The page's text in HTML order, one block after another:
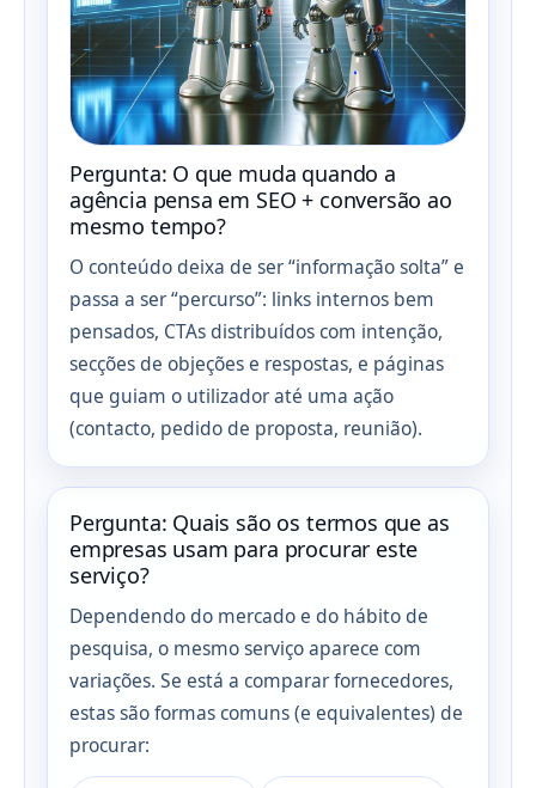
Pergunta: O que muda quando a
agência pensa em SEO + conversão ao
mesmo tempo?
O conteúdo deixa de ser “informação solta” e
passa a ser “percurso”: links internos bem
pensados, CTAs distribuídos com intenção,
secções de objeções e respostas, e páginas
que guiam o utilizador até uma ação
(contacto, pedido de proposta, reunião).
Pergunta: Quais são os termos que as
empresas usam para procurar este
serviço?
Dependendo do mercado e do hábito de
pesquisa, o mesmo serviço aparece com
variações. Se está a comparar fornecedores,
estas são formas comuns (e equivalentes) de
procurar: